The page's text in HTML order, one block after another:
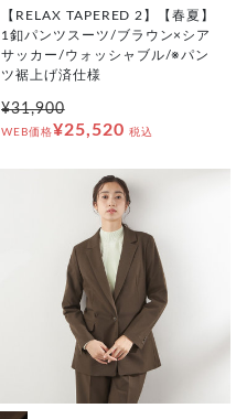
【RELAX TAPERED 2】【春夏】
1釦パンツスーツ/ブラウン×シア
サッカー/ウォッシャブル/※パン
ツ裾上げ済仕様
¥31,900
WEB価格¥25,520 税込